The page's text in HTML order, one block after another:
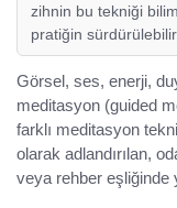
zihnin bu tekniği
pratiğin
Görsel, ses, enerji,
meditasyon (guided
farklı meditasyon
olarak adlandırılan,
veya rehber eşliğinde